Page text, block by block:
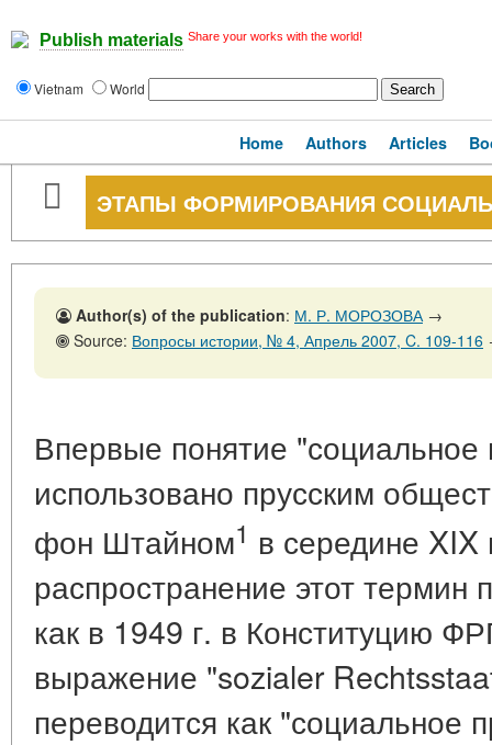
Publish materials Share your works with the world!
Vietnam World
Home Authors Articles
ЭТАПЫ ФОРМИРОВАНИЯ
Author(s) of the publication: М. Р. МОРОЗОВА→
Source: Вопросы истории, № 4, Апрель 2007, C. 109-116
Впервые понятие "социальное
использовано прусским
фон Штайном1 в середине
распространение этот термин
как в 1949 г. в Конституцию
выражение "sozialer
переводится как "социальное